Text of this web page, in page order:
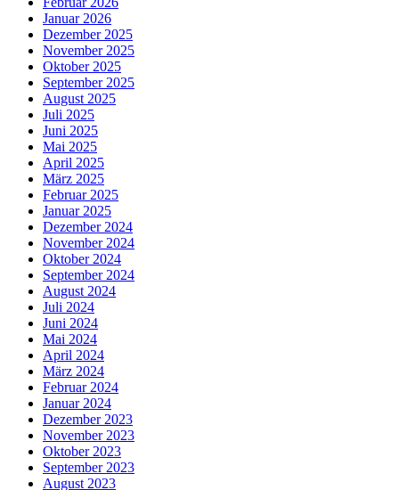
Januar 2026
Dezember 2025
November 2025
Oktober 2025
September 2025
August 2025
Juli 2025
Juni 2025
Mai 2025
April 2025
März 2025
Februar 2025
Januar 2025
Dezember 2024
November 2024
Oktober 2024
September 2024
August 2024
Juli 2024
Juni 2024
Mai 2024
April 2024
März 2024
Februar 2024
Januar 2024
Dezember 2023
November 2023
Oktober 2023
September 2023
August 2023